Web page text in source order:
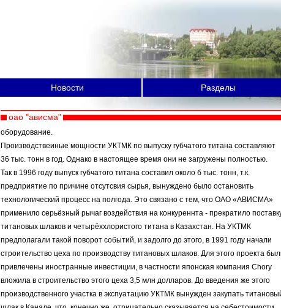
Новости Разделы
оао "ависма"
оборудование.
Производствеиные мощности УКТМК по выпуску губчатого титана составляют
36 тыс. тонн в год. Однако в настоящее время они не загружены полностью.
Так в 1996 году выпуск губчатого титана составил около б тыс. тонн, т.к.
предприятие по причине отсутсвия сырья, вынуждено было остановить
технологический процесс на полгода. Это связано с тем, что ОАО «АВИСМА»
применило серьёзный рычаг воздействия на конкуреннта - прекратило
титановых шлаков и четырёххлористого титана в Казахстан. На УКТМК
предполагали такой поворот событий, и задолго до этого, в 1991 году начали
строительство цеха по производству титановых шлаков. Для этого проекта
привлечены иностранные инвестиции, в частности японская компания Chory
вложила в строительство этого цеха 3,5 млн долларов. До введения же этого
производственного участка в экспуатацию УКТМК вынужден закупать